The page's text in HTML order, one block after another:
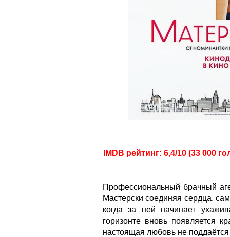
IMDB рейтинг: 6,4/10 (33 000
Профессиональный брачный
Мастерски соединяя сердца,
когда за ней начинает
горизонте вновь появляется
настоящая любовь не